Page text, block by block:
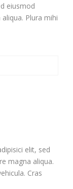
eiusmod
Plura mihi
elit, sed
magna aliqua.
Cras